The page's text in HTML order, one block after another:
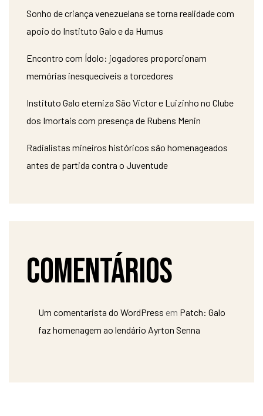
Sonho de criança venezuelana se torna realidade com
apoio do Instituto Galo e da Humus
Encontro com Ídolo: jogadores proporcionam
memórias inesquecíveis a torcedores
Instituto Galo eterniza São Victor e Luizinho no Clube
dos Imortais com presença de Rubens Menin
Radialistas mineiros históricos são homenageados
antes de partida contra o Juventude
Comentários
Um comentarista do WordPress em Patch: Galo
faz homenagem ao lendário Ayrton Senna